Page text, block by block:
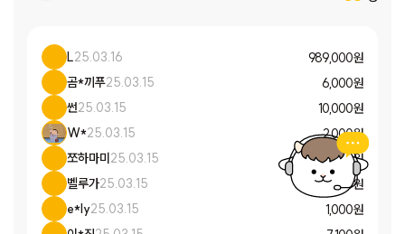
L25.03.16
989,000 원
곰*끼푸25.03.15
6,000 원
썬25.03.15
10,000 원
W*25.03.15
2,000 원
쪼하마미25.03.15
10,000 원
벨루가25.03.15
10,000 원
e*ly25.03.15
1,000 원